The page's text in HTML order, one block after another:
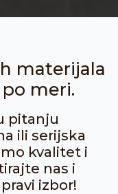
materijala
meri.
pitanju
ili serijska
kvalitet i
nas i
izbor!